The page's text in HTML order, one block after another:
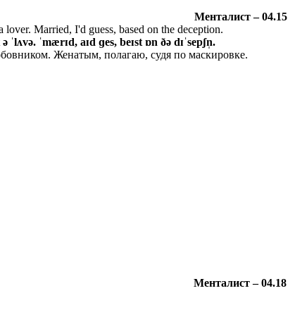
Менталист– 04.15
Married, I'd guess, based on the deception.
ˈmærɪd, aɪd ɡes, beɪst ɒn ðə dɪˈsepʃn̩.
Женатым, полагаю, судя по маскировке.
Менталист– 04.18